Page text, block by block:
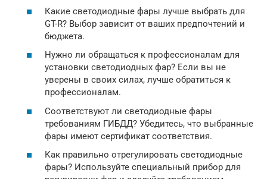
Какие светодиодные фары лучше выбрать для
GT-R? Выбор зависит от ваших предпочтений и
бюджета.
Нужно ли обращаться к профессионалам для
установки светодиодных фар? Если вы не
уверены в своих силах, лучше обратиться к
профессионалам.
Соответствуют ли светодиодные фары
требованиям ГИБДД? Убедитесь, что выбранные
фары имеют сертификат соответствия.
Как правильно отрегулировать светодиодные
фары? Используйте специальный прибор для